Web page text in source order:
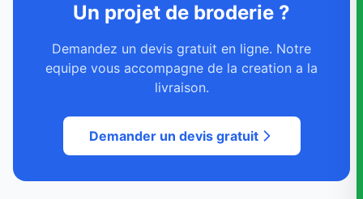
Un projet de broderie ?
Demandez un devis gratuit en ligne. Notre
equipe vous accompagne de la creation a la
livraison.
Demander un devis gratuit